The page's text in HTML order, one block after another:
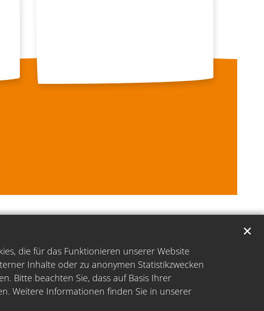
die für das Funktionieren unserer Website
Inhalte oder zu anonymen Statistikzwecken
Bitte beachten Sie, dass auf Basis Ihrer
Weitere Informationen finden Sie in unserer
✕